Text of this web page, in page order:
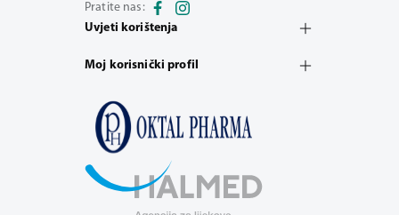
Pratite nas:
Uvjeti korištenja
Moj korisnički profil